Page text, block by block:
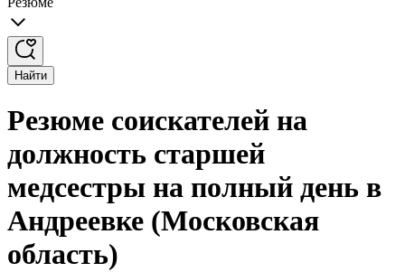
Найти
Резюме соискателей на
должность старшей
медсестры на полный день в
Андреевке (Московская
область)